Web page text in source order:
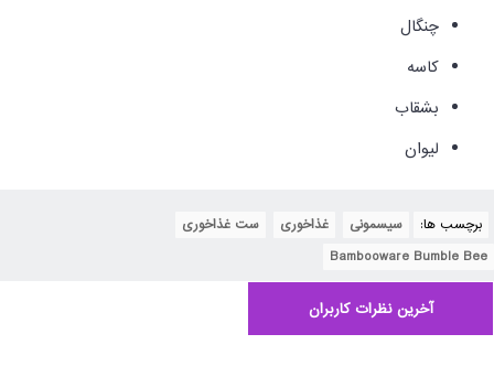
چنگال
کاسه
بشقاب
لیوان
برچسب ها: سیسمونی غذاخوری ست غذاخوری
Bambooware Bumble Bee
آخرین نظرات کاربران